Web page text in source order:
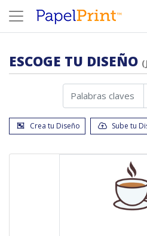
ESCOGE TU DISEÑO
Crea tu Diseño Sube tu